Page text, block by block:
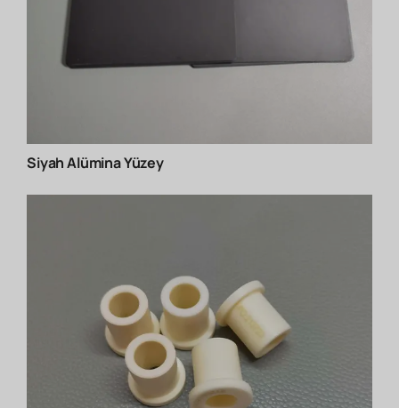
Siyah Alümina Yüzey